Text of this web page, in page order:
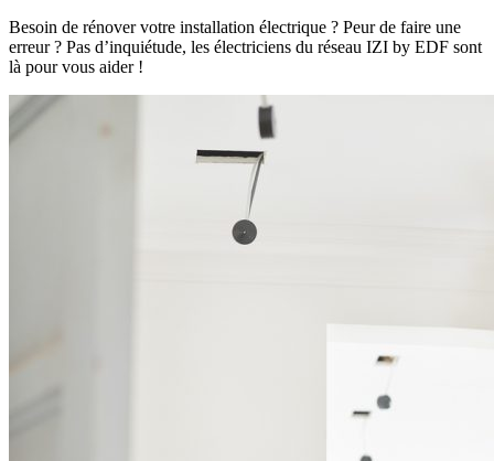
Besoin de rénover votre installation électrique ? Peur de faire une
erreur ? Pas d’inquiétude, les électriciens du réseau IZI by EDF sont
là pour vous aider !